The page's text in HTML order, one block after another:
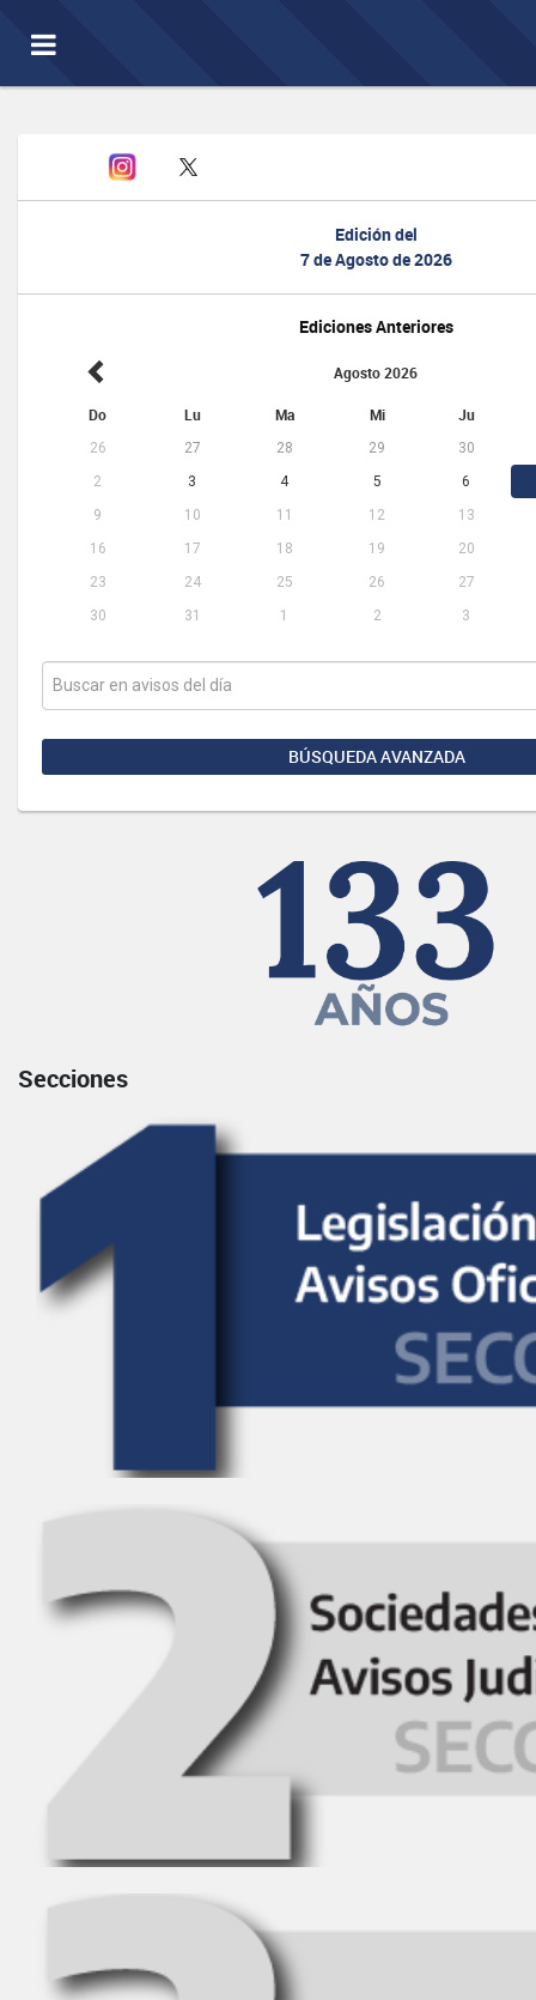
Toggle
navigation
Edición del
7 de Agosto de 2026
Ediciones Anteriores
Agosto 2026
Do Lu Ma Mi Ju
26 27 28 29
30
2
3 4 5
6
9
10 11 12
13
16
17 18 19
20
23
24 25 26
27
30
31 1 2 3
BÚSQUEDA AVANZADA
Secciones